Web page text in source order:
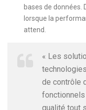
bases de données.
lorsque la
attend.
« Les
de contrôle
fonctionnels
qualité tout